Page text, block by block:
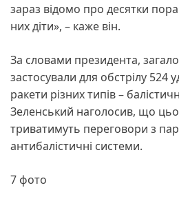
зараз відомо про десятки
них діти», – каже він.
За словами президента,
застосували для обстрілу 524
ракети різних типів –
Зеленський наголосив, що
триватимуть переговори з
антибалістичні системи.
7 фото